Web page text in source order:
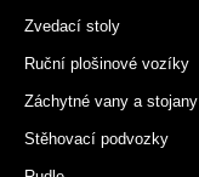
Zvedací stoly
Ruční plošinové vozíky
Záchytné vany a stojany
Stěhovací podvozky